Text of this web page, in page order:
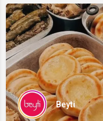
Beyti